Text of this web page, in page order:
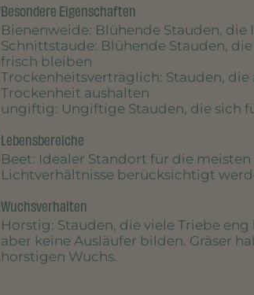
Besondere Eigenschaften
Bienenweide: Blühende Stauden, die
Schnittstaude: Blühende Stauden,
frisch bleiben
Trockenheitsverträglich: Stauden,
Trockenheit aushalten
ungiftig: Ungiftige Stauden, die sich
Lebensbereiche
Beet: Idealer Standort für die
Lichtverhältnisse berücksichtigt
Wuchsverhalten
Horstig: Stauden, die viele Triebe
aber keine Ausläufer bilden. Gräser
horstigen Wuchs.